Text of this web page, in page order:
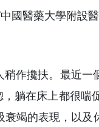
國醫藥大學附設
作攙扶。最近
躺在床上都很喘
竭的表現，以及